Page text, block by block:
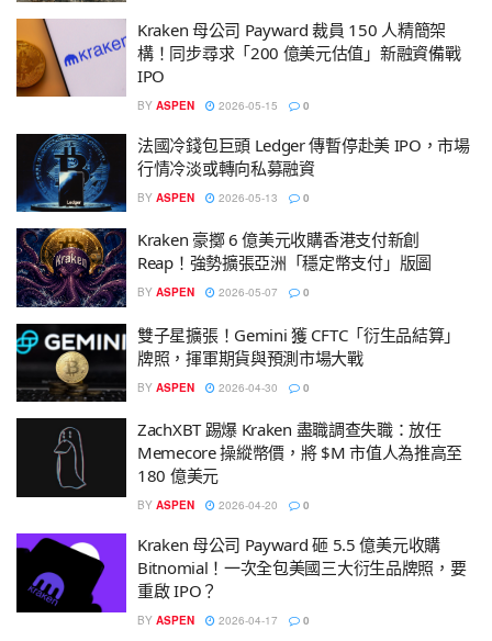
Kraken 母公司 Payward 裁員 150 人精簡架
構！同步尋求「200 億美元估值」新融資備戰
IPO
BY ASPEN 2026-05-15 0
法國冷錢包巨頭 Ledger 傳暫停赴美 IPO，市場
行情冷淡或轉向私募融資
BY ASPEN 2026-05-13 0
Kraken 豪擲 6 億美元收購香港支付新創
Reap！強勢擴張亞洲「穩定幣支付」版圖
BY ASPEN 2026-05-07 0
雙子星擴張！Gemini 獲 CFTC「衍生品結算」
牌照，揮軍期貨與預測市場大戰
BY ASPEN 2026-04-30 0
ZachXBT 踢爆 Kraken 盡職調查失職：放任
Memecore 操縱幣價，將 $M 市值人為推高至
180 億美元
BY ASPEN 2026-04-20 0
Kraken 母公司 Payward 砸 5.5 億美元收購
Bitnomial！一次全包美國三大衍生品牌照，要
重啟 IPO？
BY ASPEN 2026-04-17 0